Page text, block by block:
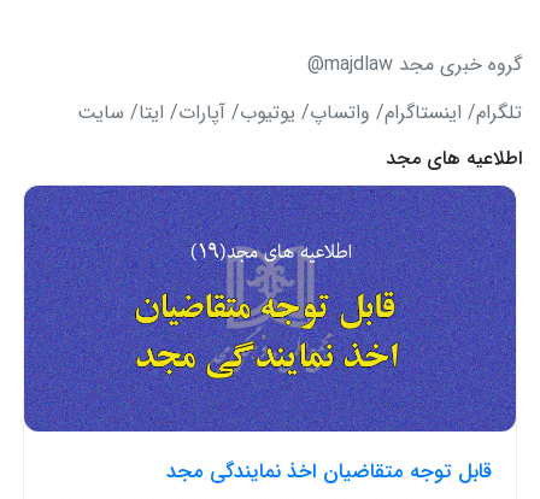
گروه خبری مجد majdlaw@
تلگرام/ اینستاگرام/ واتساپ/ یوتیوب/ آپارات/ ایتا/ سایت
اطلاعیه های مجد
قابل توجه متقاضیان اخذ نمایندگی مجد